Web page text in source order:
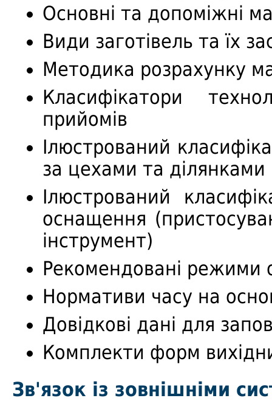
Основні та допоміжні
Види заготівель та їх
Методика розрахунку
Класифікатори
прийомів
Ілюстрований
за цехами та ділянками
Ілюстрований
оснащення
інструмент)
Рекомендовані режими
Нормативи часу на
Довідкові дані для
Комплекти форм
Зв'язок із зовнішніми